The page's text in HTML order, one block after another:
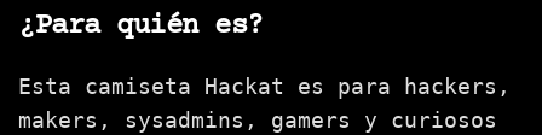
¿Para quién es?
Esta camiseta Hackat es para hackers,
makers, sysadmins, gamers y curiosos